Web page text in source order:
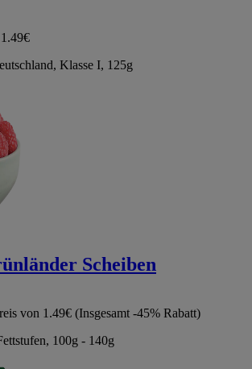
Klasse I, 125g
Scheiben
von 1.49€ (Insgesamt -45% Rabatt)
100g - 140g